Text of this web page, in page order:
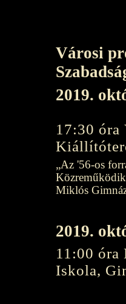
Városi
2019.
17:30 óra
„Az '56-os
Miklós
2019.
11:00 óra
Iskola,